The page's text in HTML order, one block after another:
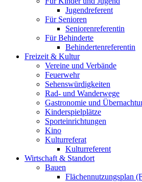
Jugendreferent
Für Senioren
Seniorenreferentin
Für Behinderte
Behindertenreferentin
Freizeit & Kultur
Vereine und Verbände
Feuerwehr
Sehenswürdigkeiten
Rad- und Wanderwege
Gastronomie und
Kinderspielplätze
Sporteinrichtungen
Kino
Kulturreferat
Kulturreferent
Wirtschaft & Standort
Bauen
Flächennutzungsplan